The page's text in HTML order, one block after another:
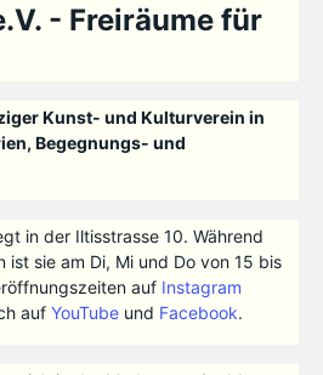
- Freiräume für
Kunst- und Kulturverein in
Begegnungs- und
in der Iltisstrasse 10. Während
ist sie am Di, Mi und Do von 15 bis
auf Instagram
auf YouTubeund Facebook.